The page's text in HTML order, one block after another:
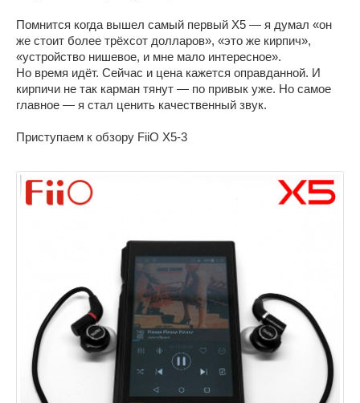
Помнится когда вышел самый первый X5 — я думал «он
же стоит более трёхсот долларов», «это же кирпич»,
«устройство нишевое, и мне мало интересное».
Но время идёт. Сейчас и цена кажется оправданной. И
кирпичи не так карман тянут — по привык уже. Но самое
главное — я стал ценить качественный звук.
Приступаем к обзору FiiO X5-3